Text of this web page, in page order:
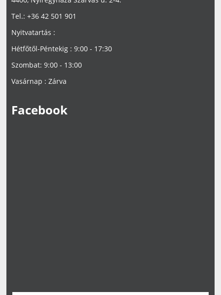
Tel.: +36 42 501 901
Nyitvatartás :
Hétfőtől-Péntekig : 9:00 - 17:30
Szombat: 9:00 - 13:00
Vasárnap : Zárva
Facebook